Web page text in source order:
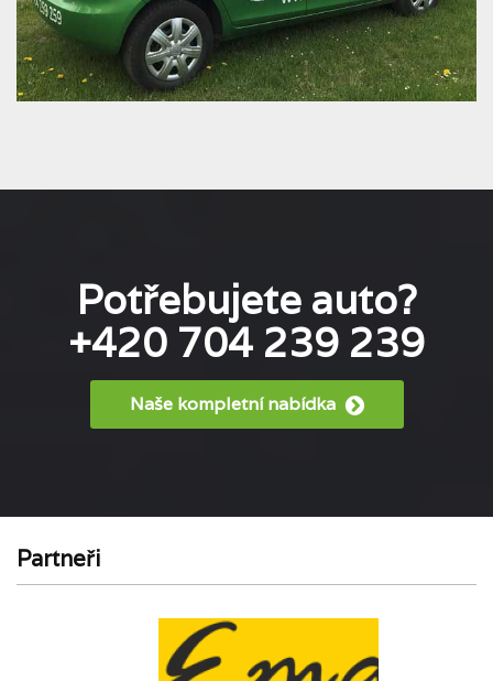
Potřebujete auto?
+420 704 239 239
Naše kompletní nabídka
Partneři